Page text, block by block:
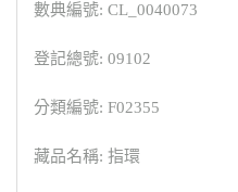
數典編號: CL_0040073
登記總號: 09102
分類編號: F02355
藏品名稱: 指環